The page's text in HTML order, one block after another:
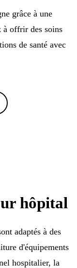
grâce à une
à offrir des soins
de santé avec
hôpital
adaptés à des
d'équipements
hospitalier, la